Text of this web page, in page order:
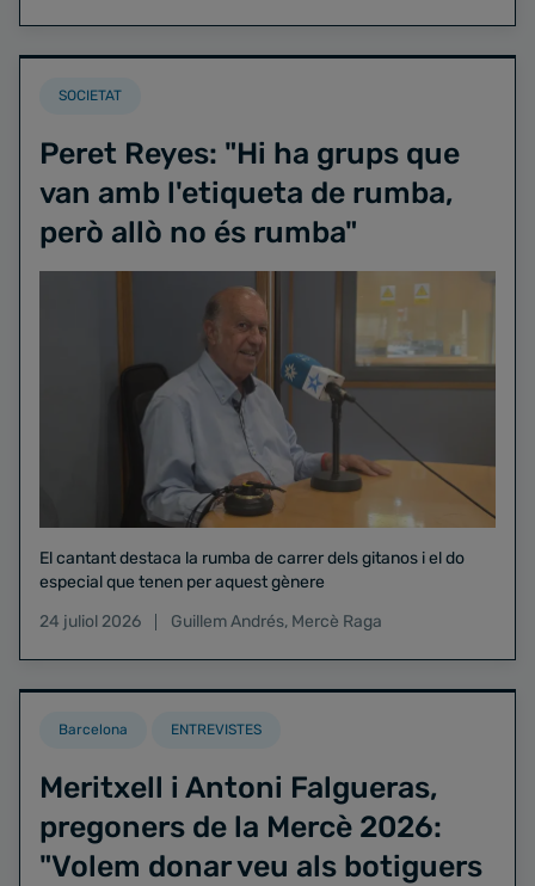
SOCIETAT
Peret Reyes: "Hi ha grups que
van amb l'etiqueta de rumba,
però allò no és rumba"
El cantant destaca la rumba de carrer dels gitanos i el do
especial que tenen per aquest gènere
24 juliol 2026
Guillem Andrés, Mercè Raga
Barcelona ENTREVISTES
Meritxell i Antoni Falgueras,
pregoners de la Mercè 2026:
"Volem donar veu als botiguers